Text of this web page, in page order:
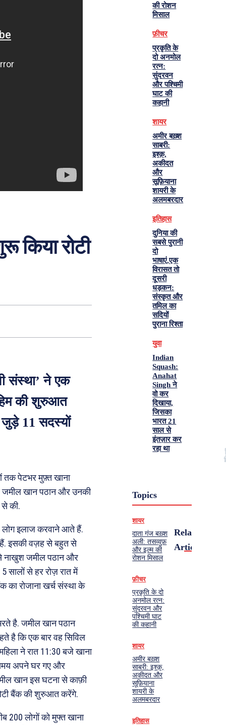
किया रोटी
संस्था’ ने एक
की शुरुआत
11 सदस्यों
तक पेटभर मुफ़्त खाना
जमील खान पठान और उनकी
की.
लोग इलाज करवाने आते हैं.
हैं. इसकी वज़ह से बहुत से
नाखुश जमील पठान और
सालों से हर रोज़ रात में
का रोजाना खर्च संस्था के
है. जमील खान पठान
है कि एक बार वह सिविल
ने रात 11:30 बजे खाना
अपने घर गए और
खान इस घटना से काफ़ी
बैंक की शुरुआत करेंगे.
200 लोगों को मुफ्त खाना
की रोशन
मिसाल
फ़ीचर
प्रकृति के
दो अनमोल
रत्न:
सुंदरवन
और पश्चिमी
घाट की
कहानी
शायर
अमीर बख़्श
साबरी:
इश्क़,
अकीदत
और
सूफ़ियाना
शायरी के
अलमबरदार
इतिहास
दुनिया की
सबसे पुरानी
दो
भाषाएं,एक
विरासत तो
दूसरी
धड़कन:
संस्कृत और
तमिल का
सदियों
पुराना रिश्ता
युवा
Indian
Squash:
Anahat
Singh ने
वो कर
दिखाया,
जिसका
भारत 21
साल से
इंतज़ार कर
रहा था
Topics
शायर
दाता गंज बख़्श
अली: तसव्वुफ़
और इल्म की
रोशन मिसाल
फ़ीचर
प्रकृति के दो
अनमोल रत्न:
सुंदरवन और
पश्चिमी घाट
की कहानी
शायर
अमीर बख़्श
साबरी: इश्क़,
अकीदत और
सूफ़ियाना
शायरी के
अलमबरदार
इतिहास
Related
Articles